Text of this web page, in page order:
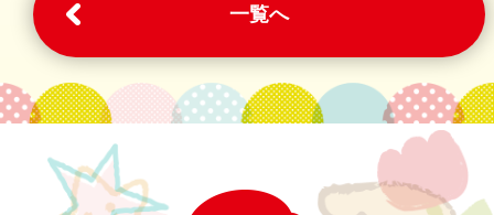
一覧へ